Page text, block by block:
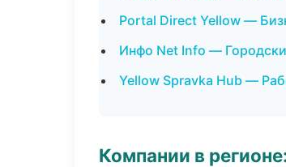
Portal Direct Yellow —
Инфо Net Info —
Yellow Spravka Hub —
Компании в